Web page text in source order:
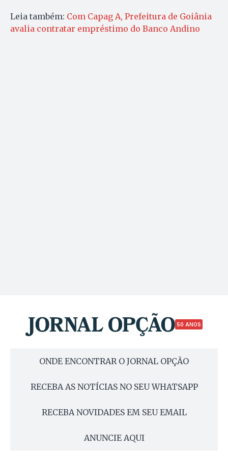
Leia também: Com Capag A, Prefeitura de Goiânia
avalia contratar empréstimo do Banco Andino
50 ANOS
ONDE ENCONTRAR O JORNAL OPÇÃO
RECEBA AS NOTÍCIAS NO SEU WHATSAPP
RECEBA NOVIDADES EM SEU EMAIL
ANUNCIE AQUI